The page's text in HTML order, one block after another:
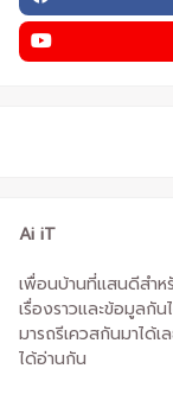
Ai iT
เพื่อนบ้านที่แสนดีสำห
เรื่องราวและข้อมูลกัน
มารถรีเควสกันมาได้เ
ได้อ่านกัน